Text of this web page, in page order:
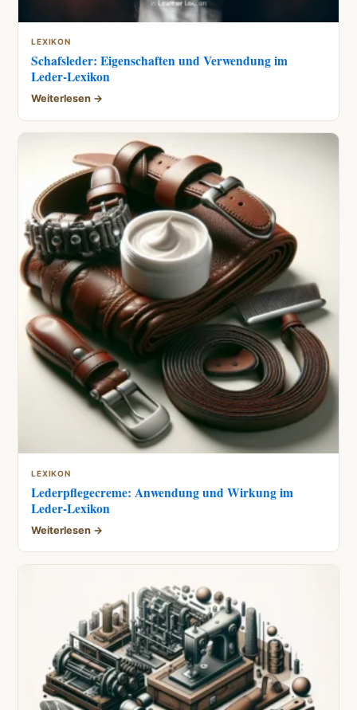
LEXIKON
Schafsleder: Eigenschaften und Verwendung im
Leder-Lexikon
Weiterlesen →
LEXIKON
Lederpflegecreme: Anwendung und Wirkung im
Leder-Lexikon
Weiterlesen →